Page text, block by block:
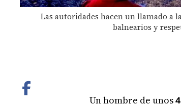
Las autoridades hacen un llamado a
balnearios y
Un hombre de unos